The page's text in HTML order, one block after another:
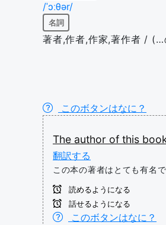
/ˈɔːθər/
名詞
著者,作者,作家,著作者 /
このボタンはなに？
The author of this
翻訳する
この本の著者はとても有名で
読めるようになる
話せるようになる
このボタンはなに？